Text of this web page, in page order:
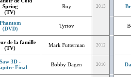
2013
Spring
(TV)
Roy
Phantom
(DVD)
Tyrtov
de la famille
(TV)
Mark Futterman 2012
Saw 3D -
Final
Bobby Dagen 2010